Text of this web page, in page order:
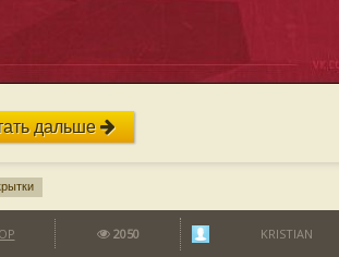
дальше
2050 KRISTIAN